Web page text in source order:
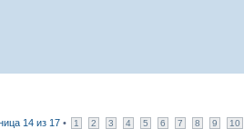
14 из 17 • 1 2 3 4 5 6 7 8 9 10